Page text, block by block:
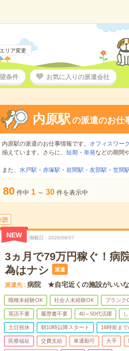
エリア変更
条件 お気に入りの派遣会社
内原駅の派遣のお仕
内原駅の派遣のお仕事情報です。 オフィスワー
揃えています。さらに、 短期 ・ 単発などの期間や
また、 水戸駅 ・ 赤塚駅 ・ 岩間駅 ・ 友部駅 ・ 笠間
80 件中 1 ～ 30 件を表示中
読
NEW 掲載日 2026/08/07
3ヵ月で79万円稼ぐ！病
為はナシ
派遣
派遣先 病院 ★自宅近くの施設がいいな
職種未経験OK 社会人未経験OK ブランク
英語不要 履歴書不要 40～50代活躍
土日祝休 朝10時以降スタート 16時前ま
医療福祉 交費支給 車通勤可 大手